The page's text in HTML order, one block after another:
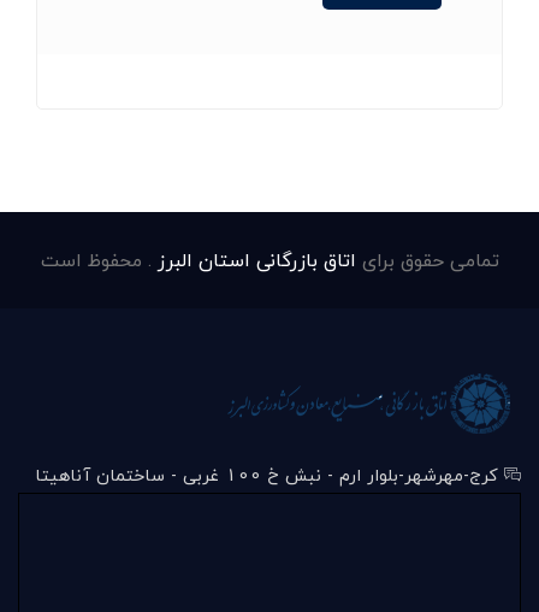
تمامی حقوق برای اتاق بازرگانی استان البرز . محفوظ است
کرج-مهرشهر-بلوار ارم - نبش خ 100 غربی - ساختمان آناهیتا